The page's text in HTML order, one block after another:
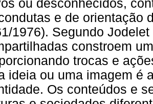
ou desconhecidos,
e de orientação
1976). Segundo
constroem
trocas e
ideia ou uma imagem é
Os conteúdos e